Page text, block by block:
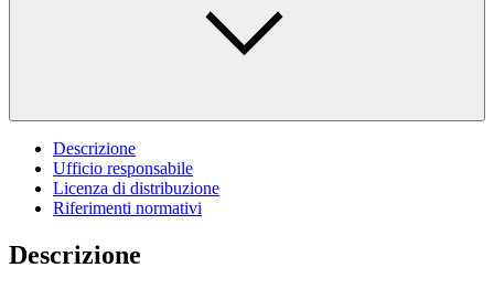
Descrizione
Ufficio responsabile
Licenza di distribuzione
Riferimenti normativi
Descrizione